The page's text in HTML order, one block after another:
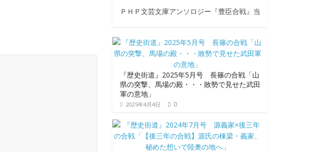
ＰＨＰ文芸文庫アンソロジー『豊臣合戦』当
『歴史街道』2025年5月号 長篠の合戦「山
県の突撃、馬場の殿・・・敗勢で見せた武田
軍の意地」
2025年4月4日 0